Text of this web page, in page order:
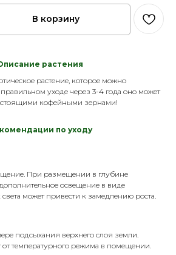
В корзину
растения
растение, которое можно
уходе через 3-4 года оно может
кофейными зернами!
по уходу
При размещении в глубине
освещение в виде
света может привести к замедлению роста.
подсыхания верхнего слоя земли.
от температурного режима в помещении.